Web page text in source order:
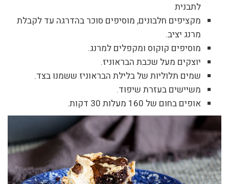
לתבנית
מקציפים חלבונים, מוסיפים סוכר בהדרגה עד לקבלת
מרנג יציב.
מוסיפים קוקוס ומקפלים למרנג.
יוצקים מעל שכבת הבראוניז.
שמים תלוליות של בלילת הבראוניז ששמנו בצד.
משיישים בעזרת שיפוד.
אופים בחום של 160 מעלות 30 דקות.